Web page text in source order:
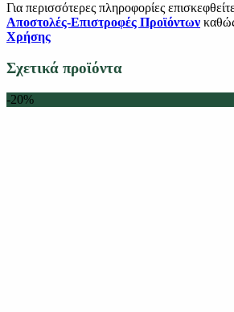
Για περισσότερες πληροφορίες
Αποστολές-Επιστροφές Προϊόντων
Χρήσης
Σχετικά προϊόντα
-20%